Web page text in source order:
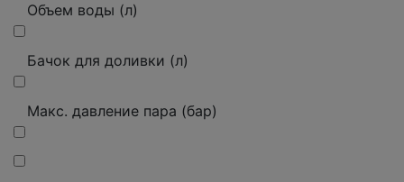
Объем воды (л)
Бачок для доливки (л)
Макс. давление пара (бар)